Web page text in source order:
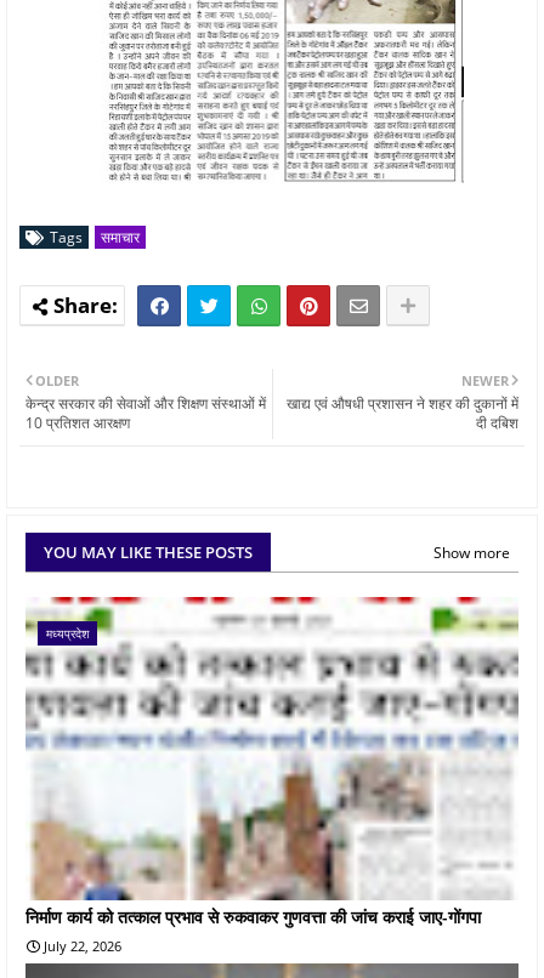
Tags समाचार
NEWER
खाद्य एवं औषधी प्रशासन ने शहर की दुकानों में
दी दबिश
OLDER
केन्द्र सरकार की सेवाओं और शिक्षण संस्थाओं में
10 प्रतिशत आरक्षण
YOU MAY LIKE THESE POSTS Show more
मध्यप्रदेश
निर्माण कार्य को तत्काल प्रभाव से रुकवाकर गुणवत्ता की जांच कराई जाए-गोंगपा
July 22, 2026